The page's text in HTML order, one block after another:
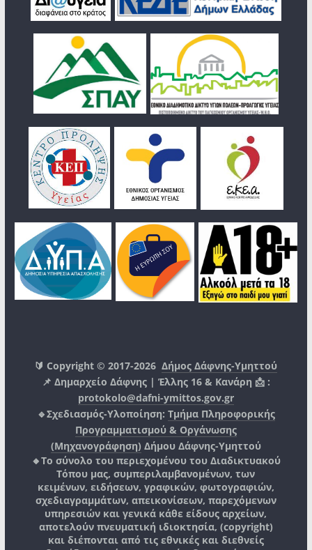
🔰 Copyright © 2017-2026Δήμος Δάφνης-Υμηττού
📌 Δημαρχείο Δάφνης | Έλλης 16 & Κανάρη 📩 :
protokolo@dafni-ymittos.gov.gr
🔹Σχεδιασμός-Υλοποίηση: Τμήμα Πληροφορικής
Προγραμματισμού & Οργάνωσης
(Μηχανογράφηση) Δήμου Δάφνης-Υμηττού
🔸Το σύνολο του περιεχομένου του Διαδικτυακού
Τόπου μας, συμπεριλαμβανομένων, των
κειμένων, ειδήσεων, γραφικών, φωτογραφιών,
σχεδιαγραμμάτων, απεικονίσεων, παρεχόμενων
υπηρεσιών και γενικά κάθε είδους αρχείων,
αποτελούν πνευματική ιδιοκτησία, (copyright)
και διέπονται από τις εθνικές και διεθνείς